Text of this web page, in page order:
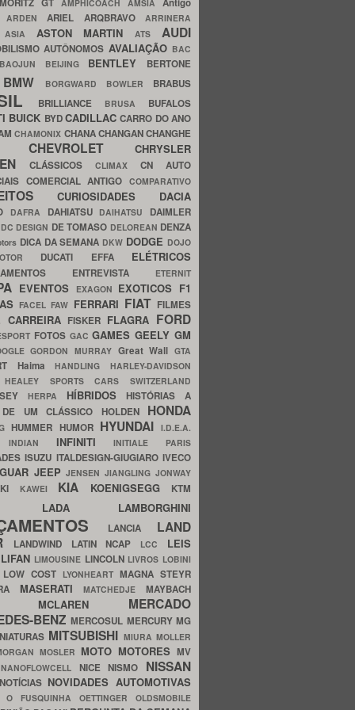
GT AMPHICOACH AMSIA Antigo
ARDEN ARIEL ARQBRAVO ARRINERA
ASIA ASTON MARTINATS AUDI
AUTÔNOMOS AVALIAÇÃO BAC
BEIJING BENTLEY BERTONE
BMW BORGWARD BOWLER BRABUS
BRILLIANCE BRUSA BUFALOS
BUICK BYDCADILLACCARRO DO ANO
CHAMONIX CHANACHANGANCHANGHE
CHEVROLET CHRYSLER
CLÁSSICOS CLIMAX CN AUTO
COMERCIAL ANTIGOCOMPARATIVO
CURIOSIDADES DACIA
DAFRA DAHIATSU DAIHATSU DAIMLER
DC DESIGN DE TOMASO DELOREAN DENZA
DICA DA SEMANA DKW DODGE DOJO
DUCATI EFFA ELÉTRICOS
ENTREVISTA ETERNIT
EVENTOS EXAGON EXOTICOS F1
FACELFAW FERRARI FIAT FILMES
FISKER FLAGRA FORD
FOTOS GACGAMESGEELYGM
GORDON MURRAY Great WallGTA
HaimaHANDLINGHARLEY-DAVIDSON
HEALEY SPORTS CARS SWITZERLAND
HERPA HÍBRIDOSHISTÓRIAS A
DE UM CLÁSSICO HOLDEN HONDA
HUMMER HUMOR HYUNDAI I.D.E.A.
INDIAN INFINITIINITIALE PARIS
ISUZU ITALDESIGN-GIUGIAROIVECO
JEEPJENSENJIANGLINGJONWAY
KAWEI KIA KOENIGSEGG KTM
LADA LAMBORGHINI
LANCIA LAND
LANDWIND LATIN NCAP LCC LEIS
LIFAN LIMOUSINE LINCOLN LIVROS LOBINI
LOW COST LYONHEART MAGNA STEYR
MASERATIMATCHEDJEMAYBACH
MCLAREN MERCADO
BENZMERCOSUL MERCURYMG
MITSUBISHI MIURA MOLLER
MOSLER MOTO MOTORES MV
NANOFLOWCELL NICENISMO NISSAN
NOVIDADES AUTOMOTIVAS
O FUSQUINHA OETTINGER OLDSMOBILE